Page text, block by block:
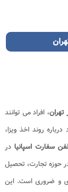
تهران، افراد می توانند
روند اخذ ویزا،
سفارت اسپانیا در
در حوزه تجارت، تحصیل
و ضروری است. این